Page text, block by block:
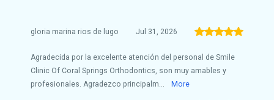
gloria marina rios de lugo Jul 31, 2026
Agradecida por la excelente atención del personal de Smile
Clinic Of Coral Springs Orthodontics, son muy amables y
profesionales. Agradezco principalm...
More